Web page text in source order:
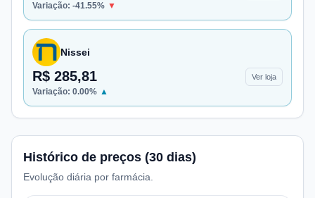
Variação: -41.55% ▼
Nissei
R$ 285,81 Ver loja
Variação: 0.00% ▲
Histórico de preços (30 dias)
Evolução diária por farmácia.